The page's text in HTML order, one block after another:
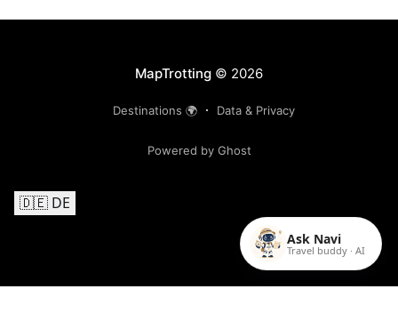
MapTrotting© 2026
Destinations 🌍 Data & Privacy
Powered by Ghost
Ask Navi
Travel buddy · AI
🇩🇪 DE